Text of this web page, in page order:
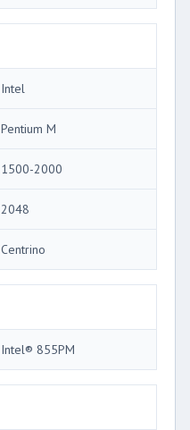
Intel
Pentium M
1500-2000
2048
Centrino
Intel® 855PM